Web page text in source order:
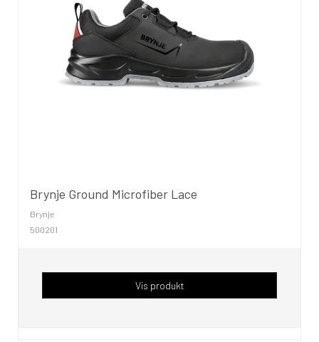
Brynje Ground Microfiber Lace
Brynje
500201
Vis produkt